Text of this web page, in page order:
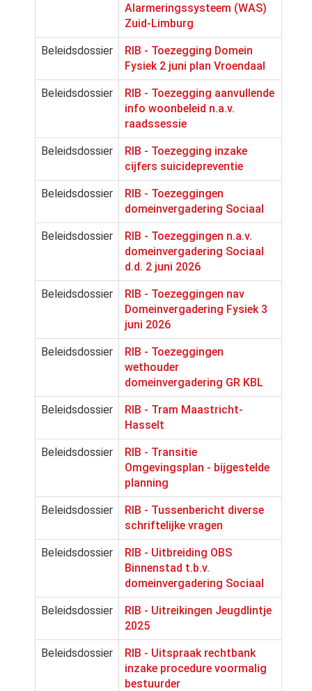
Alarmeringssysteem (WAS)
Zuid-Limburg
Beleidsdossier
RIB - Toezegging Domein
Fysiek 2 juni plan Vroendaal
Beleidsdossier
RIB - Toezegging aanvullende
info woonbeleid n.a.v.
raadssessie
Beleidsdossier
RIB - Toezegging inzake
cijfers suicidepreventie
Beleidsdossier
RIB - Toezeggingen
domeinvergadering Sociaal
Beleidsdossier
RIB - Toezeggingen n.a.v.
domeinvergadering Sociaal
d.d. 2 juni 2026
Beleidsdossier
RIB - Toezeggingen nav
Domeinvergadering Fysiek 3
juni 2026
Beleidsdossier
RIB - Toezeggingen
wethouder
domeinvergadering GR KBL
Beleidsdossier
RIB - Tram Maastricht-
Hasselt
Beleidsdossier
RIB - Transitie
Omgevingsplan - bijgestelde
planning
Beleidsdossier
RIB - Tussenbericht diverse
schriftelijke vragen
Beleidsdossier
RIB - Uitbreiding OBS
Binnenstad t.b.v.
domeinvergadering Sociaal
Beleidsdossier
RIB - Uitreikingen Jeugdlintje
2025
Beleidsdossier
RIB - Uitspraak rechtbank
inzake procedure voormalig
bestuurder